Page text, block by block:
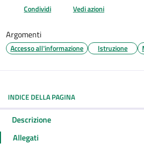
Condividi Vedi azioni
Argomenti
Accesso all'informazione Istruzione
INDICE DELLA PAGINA
Descrizione
Allegati